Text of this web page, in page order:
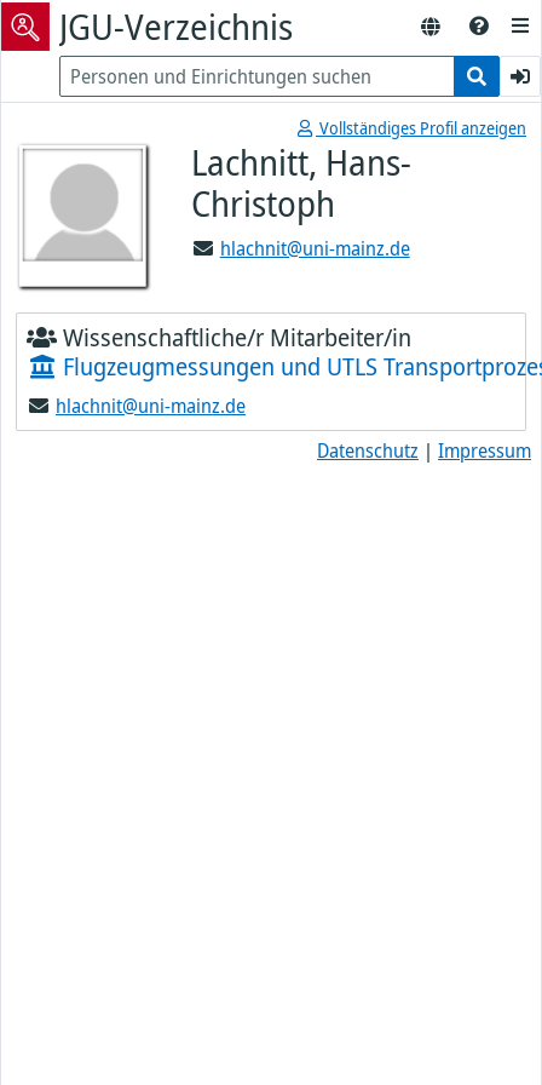
JGU-Verzeichnis
Vollständiges Profil anzeigen
Lachnitt, Hans-
Christoph
hlachnit@uni-mainz.de
Wissenschaftliche/r Mitarbeiter/in
Flugzeugmessungen und UTLS
hlachnit@uni-mainz.de
Datenschutz | Impressum